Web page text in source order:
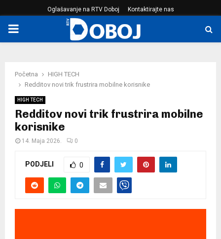
Oglašavanje na RTV Doboj Kontaktirajte nas
PRIMARY
Početna
HIGH TECH
Redditov novi trik frustrira mobilne korisnike
HIGH TECH
Redditov novi trik frustrira mobilne
korisnike
14. Maja 2026. 0
PODJELI 0